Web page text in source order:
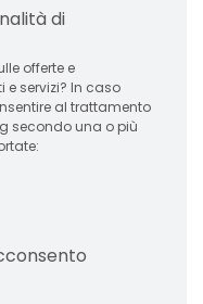
di
offerte e
In caso
al trattamento
secondo una o più